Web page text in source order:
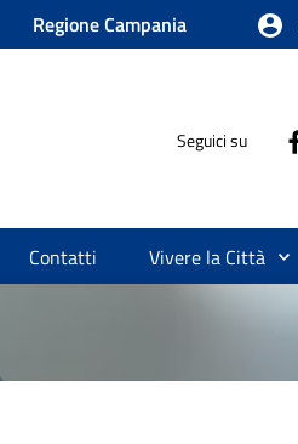
Regione Campania
Seguici su
Contatti Vivere la Città